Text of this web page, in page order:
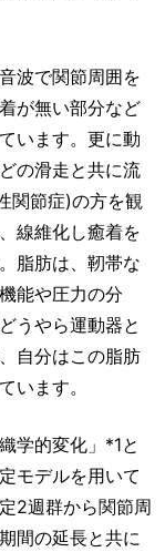
波で関節周囲を
が無い部分など
います。更に動
の滑走と共に流
関節症)の方を観
線維化し癒着を
脂肪は、靭帯な
能や圧力の分
うやら運動器と
自分はこの脂肪
います。
学的変化」*1と
モデルを用いて
2週群から関節周
間の延長と共に